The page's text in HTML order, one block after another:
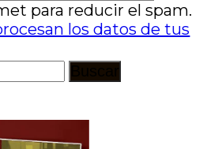
para reducir el spam.
los datos de tus